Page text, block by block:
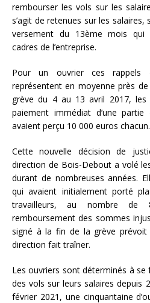
rembourser les vols sur les
s’agit de retenues sur les
versement du 13ème mois
cadres de l’entreprise.
Pour un ouvrier ces rappels
représentent en moyenne près
grève du 4 au 13 avril 2017,
paiement immédiat d’une
avaient perçu 10 000 euros chacun.
Cette nouvelle décision de
direction de Bois-Debout a volé
durant de nombreuses années.
qui avaient initialement porté
travailleurs, au nombre de
remboursement des sommes
signé à la fin de la grève prévoit
direction fait traîner.
Les ouvriers sont déterminés à se
des vols sur leurs salaires depuis
février 2021, une cinquantaine